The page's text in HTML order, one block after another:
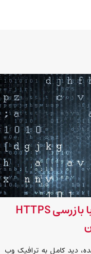
حذف نقاط کور رمزنگاری با بازرسی HTTPS
دید کامل به ترافیک وب